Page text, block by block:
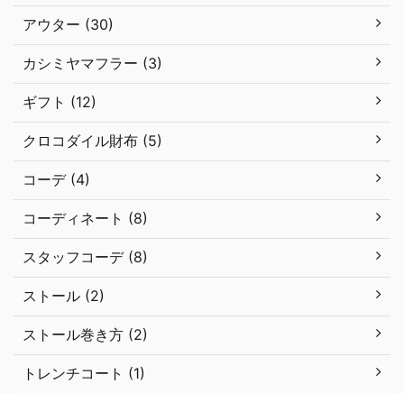
アウター (30)
カシミヤマフラー (3)
ギフト (12)
クロコダイル財布 (5)
コーデ (4)
コーディネート (8)
スタッフコーデ (8)
ストール (2)
ストール巻き方 (2)
トレンチコート (1)